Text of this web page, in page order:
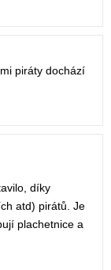
piráty dochází
díky
atd) pirátů. Je
plachetnice a